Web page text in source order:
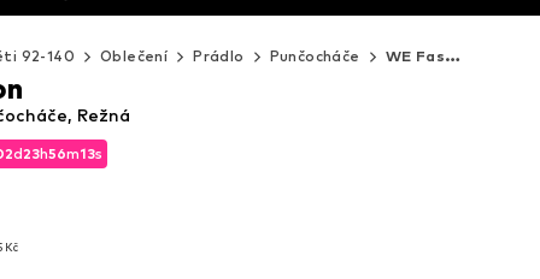
92-140 Oblečení Prádlo Punčocháče WE Fashion Punčocháče
d23h56m11s
Kč
d23h56m11s
Režná